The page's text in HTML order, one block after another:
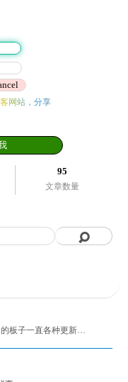
网站，分享
95
文章数量
快6年的老站了，当初学习的板子一直各种更新代码到如今！麻雀虽小，但是五章俱全。有时间再研究吧！